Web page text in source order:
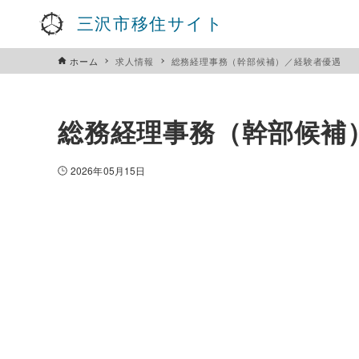
三沢市移住サイト
ホーム 求人情報 総務経理事務（幹部候補）／経験者優遇
総務経理事務（幹部候補
2026年05月15日